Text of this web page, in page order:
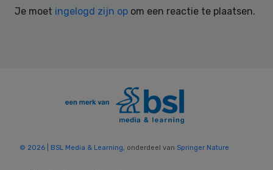
Je moet ingelogd zijn op om een reactie te plaatsen.
© 2026 | BSL Media & Learning, onderdeel van Springer Nature